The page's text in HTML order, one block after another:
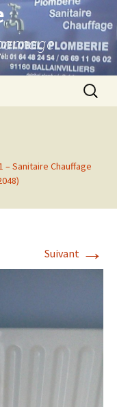
– Sanitaire Chauffage
Suivant →